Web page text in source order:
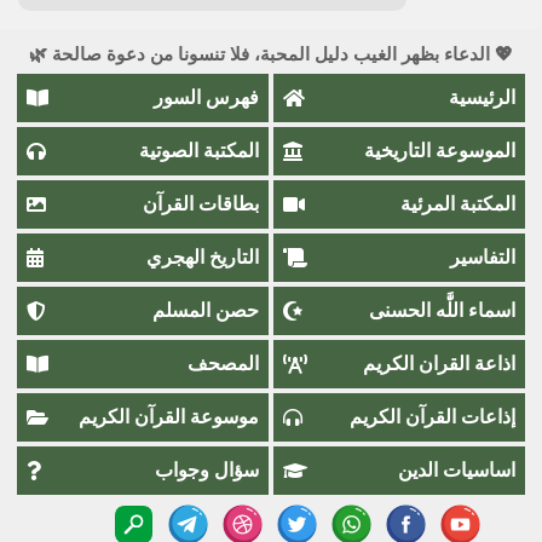
💖 الدعاء بظهر الغيب دليل المحبة، فلا تنسونا من دعوة صالحة 🌿
الرئيسية فهرس السور
الموسوعة التاريخية المكتبة الصوتية
المكتبة المرئية بطاقات القرآن
التفاسير التاريخ الهجري
اسماء اللَّٰه الحسنى حصن المسلم
اذاعة القران الكريم المصحف
إذاعات القرآن الكريم موسوعة القرآن الكريم
اساسيات الدين سؤال وجواب